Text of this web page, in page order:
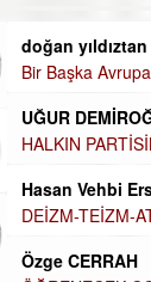
YENİ